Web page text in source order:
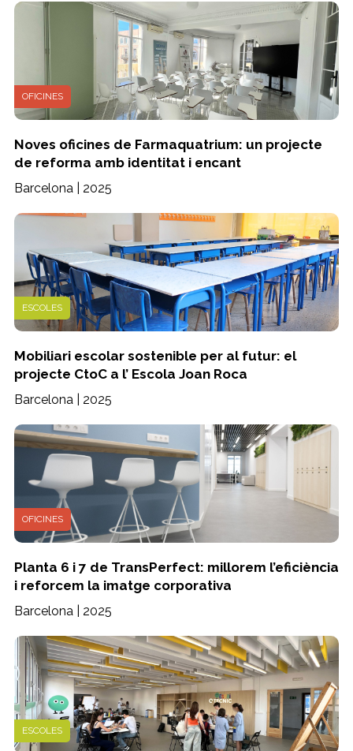
OFICINES
Noves oficines de Farmaquatrium: un projecte
de reforma amb identitat i encant
Barcelona | 2025
ESCOLES
Mobiliari escolar sostenible per al futur: el
projecte CtoC a l’ Escola Joan Roca
Barcelona | 2025
OFICINES
Planta 6 i 7 de TransPerfect: millorem l’eficiència
i reforcem la imatge corporativa
Barcelona | 2025
ESCOLES